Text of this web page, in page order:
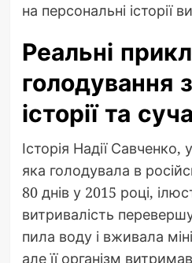
на персональні історії
Реальні
голодування
історії та
Історія Надії Савченко,
яка голодувала в
80 днів у 2015 році,
витривалість
пила воду і вживала
але її організм